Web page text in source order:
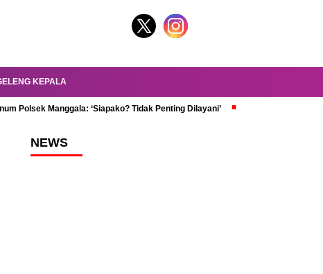
KEPALA
Polsek Manggala: ‘Siapako? Tidak Penting Dilayani’
NEWS